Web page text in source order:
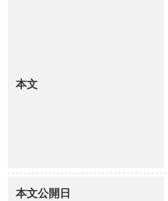
本文
本文公開日